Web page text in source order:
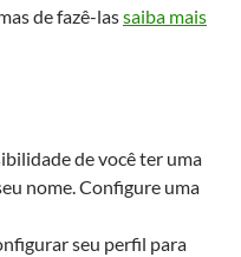
de fazê-lassaiba mais
de você ter uma
nome. Configure uma
seu perfil para